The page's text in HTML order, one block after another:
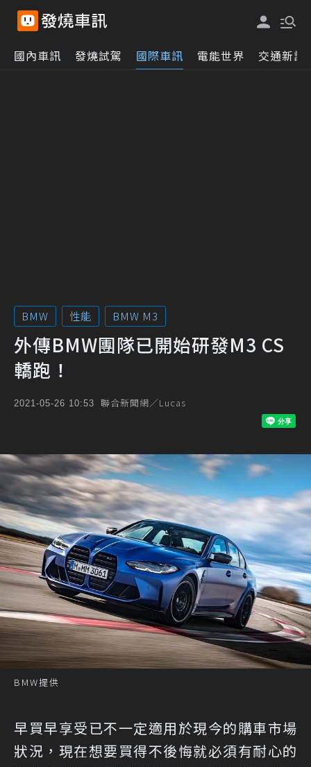
國內車訊 發燒試駕 國際車訊 電能世界 交通新訊
BMW 性能 BMW M3
外傳BMW團隊已開始研發M3 CS
轎跑！
2021-05-26 10:53 聯合新聞網／Lucas
BMW提供
早買早享受已不一定適用於現今的購車市場
狀況，現在想要買得不後悔就必須有耐心的